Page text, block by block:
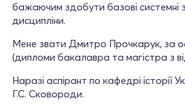
бажаючим здобути базові системні
дисципліни.
Мене звати Дмитро Прочкарук, за
(дипломи бакалавра та магістра з
Наразі аспірант по кафедрі історії
Г.С. Сковороди.